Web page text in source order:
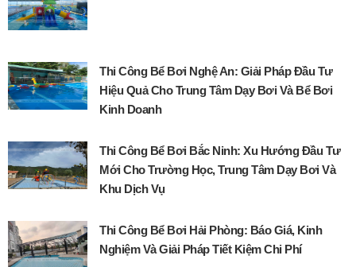
Thi Công Bể Bơi Nghệ An: Giải Pháp Đầu Tư
Hiệu Quả Cho Trung Tâm Dạy Bơi Và Bể Bơi
Kinh Doanh
Thi Công Bể Bơi Bắc Ninh: Xu Hướng Đầu Tư
Mới Cho Trường Học, Trung Tâm Dạy Bơi Và
Khu Dịch Vụ
Thi Công Bể Bơi Hải Phòng: Báo Giá, Kinh
Nghiệm Và Giải Pháp Tiết Kiệm Chi Phí